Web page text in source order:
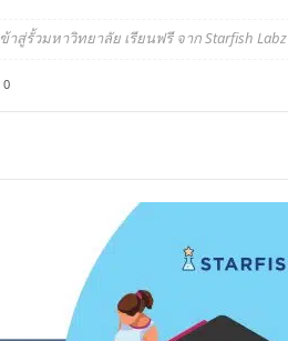
สู่รั้วมหาวิทยาลัย เรียนฟรี จาก Starfish Labz
0